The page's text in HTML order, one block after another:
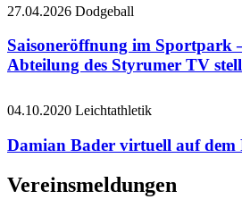
27.04.2026 Dodgeball
Saisoneröffnung im Sportpark
Abteilung des Styrumer TV
04.10.2020 Leichtathletik
Damian Bader virtuell auf dem
Vereinsmeldungen